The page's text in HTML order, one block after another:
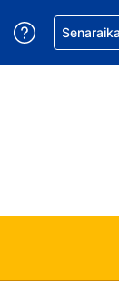
anda. Mata
bahasa anda.
Dapatkan